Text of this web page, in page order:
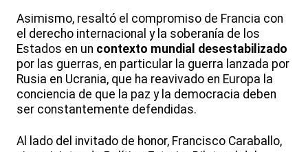
Asimismo, resaltó el compromiso de Francia con
el derecho internacional y la soberanía de los
Estados en un contexto mundial desestabilizado
por las guerras, en particular la guerra lanzada por
Rusia en Ucrania, que ha reavivado en Europa la
conciencia de que la paz y la democracia deben
ser constantemente defendidas.
Al lado del invitado de honor, Francisco Caraballo,